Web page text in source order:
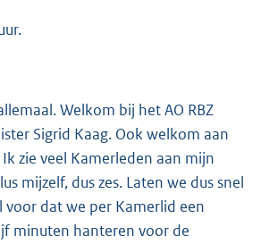
Welkom bij het AO RBZ
Sigrid Kaag. Ook welkom aan
zie veel Kamerleden aan mijn
mijzelf, dus zes. Laten we dus snel
voor dat we per Kamerlid een
minuten hanteren voor de